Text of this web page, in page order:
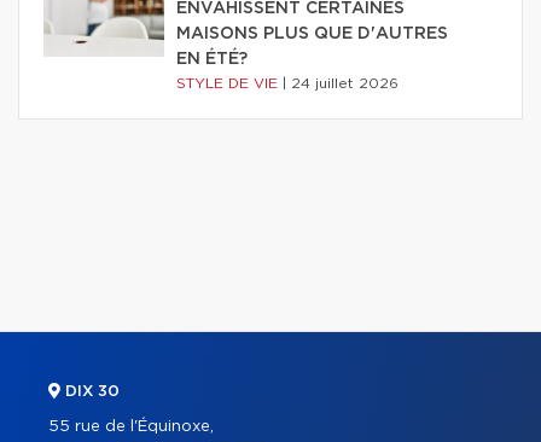
ENVAHISSENT CERTAINES
MAISONS PLUS QUE D'AUTRES
EN ÉTÉ?
STYLE DE VIE 24 juillet 2026
DIX 30
55 rue de l'Équinoxe,